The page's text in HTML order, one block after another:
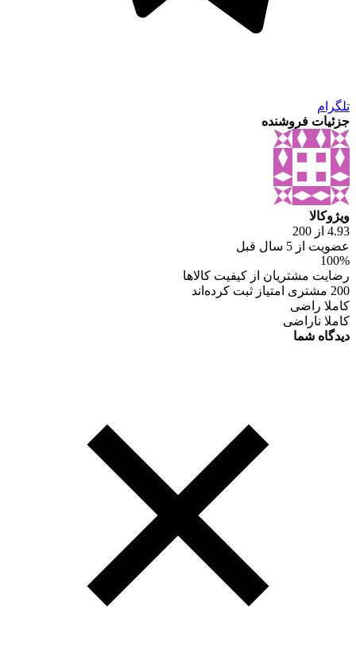
تلگرام
جزئیات فروشنده
ویژوکالا
4.93 از 200
عضویت از 5 سال قبل
100%
رضایت مشتریان از کیفیت کالاها
200 مشتری امتیاز ثبت کرده‌اند
کاملا راضی
کاملا ناراضی
دیدگاه شما